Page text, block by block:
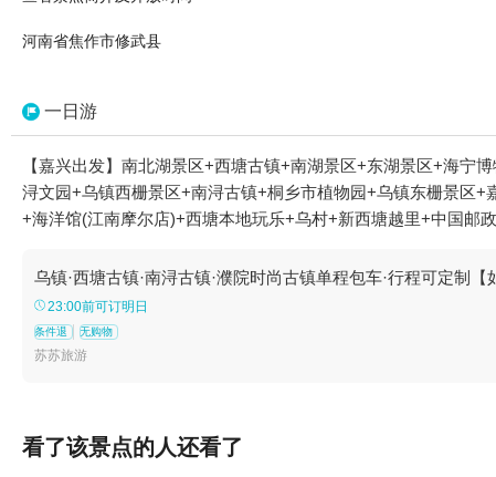
河南省焦作市修武县
一日游
【嘉兴出发】南北湖景区+西塘古镇+南湖景区+东湖景区+海
浔文园+乌镇西栅景区+南浔古镇+桐乡市植物园+乌镇东栅景区
+海洋馆(江南摩尔店)+西塘本地玩乐+乌村+新西塘越里+中国邮
乐之城+南北湖·小鹿营地+南浔古镇-广惠宫+南浔古镇-颖园+南
东园遗址+南浔古镇-小莲庄码头+南浔桥宴+西塘古镇-环秀桥+
乌镇·西塘古镇·南浔古镇·濮院时尚古镇单程包车·行程可定制
23:00前可订明日
条件退 无购物
苏苏旅游
看了该景点的人还看了